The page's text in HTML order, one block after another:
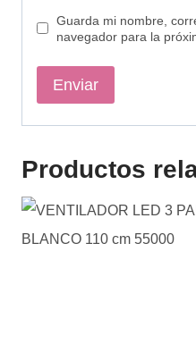
Guarda mi nombre,
navegador para la
Productos